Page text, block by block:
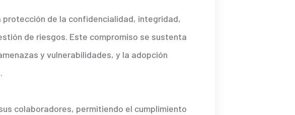
de la confidencialidad, integridad,
de riesgos. Este compromiso se sustenta
y vulnerabilidades, y la adopción
colaboradores, permitiendo el cumplimiento